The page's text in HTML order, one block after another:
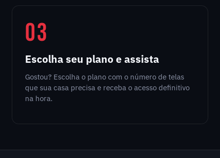
03
Escolha seu plano e assista
Gostou? Escolha o plano com o número de telas
que sua casa precisa e receba o acesso definitivo
na hora.